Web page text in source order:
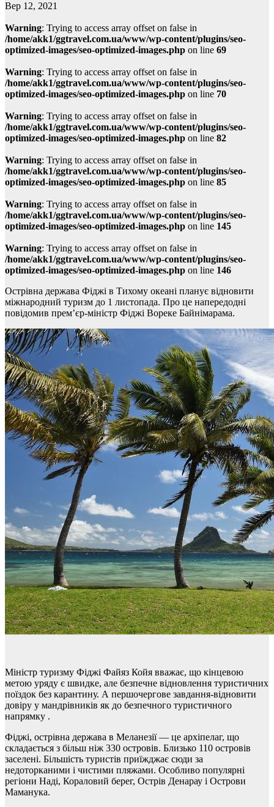
Вер 12, 2021
Warning: Trying to access array offset on false in
/home/akk1/ggtravel.com.ua/www/wp-content/plugins/seo-
optimized-images/seo-optimized-images.php on line 69
Warning: Trying to access array offset on false in
/home/akk1/ggtravel.com.ua/www/wp-content/plugins/seo-
optimized-images/seo-optimized-images.php on line 70
Warning: Trying to access array offset on false in
/home/akk1/ggtravel.com.ua/www/wp-content/plugins/seo-
optimized-images/seo-optimized-images.php on line 82
Warning: Trying to access array offset on false in
/home/akk1/ggtravel.com.ua/www/wp-content/plugins/seo-
optimized-images/seo-optimized-images.php on line 85
Warning: Trying to access array offset on false in
/home/akk1/ggtravel.com.ua/www/wp-content/plugins/seo-
optimized-images/seo-optimized-images.php on line 145
Warning: Trying to access array offset on false in
/home/akk1/ggtravel.com.ua/www/wp-content/plugins/seo-
optimized-images/seo-optimized-images.php on line 146
Острівна держава Фіджі в Тихому океані планує відновити
міжнародний туризм до 1 листопада. Про це напередодні
повідомив прем’єр-міністр Фіджі Вореке Байнімарама.
Міністр туризму Фіджі Файяз Койя вважає, що кінцевою
метою уряду є швидке, але безпечне відновлення туристичних
поїздок без карантину. А першочергове завдання-відновити
довіру у мандрівників як до безпечного туристичного
напрямку .
Фіджі, острівна держава в Меланезії — це архіпелаг, що
складається з більш ніж 330 островів. Близько 110 островів
заселені. Більшість туристів приїжджає сюди за
недоторканими і чистими пляжами. Особливо популярні
регіони Наді, Кораловий берег, Острів Денарау і Острови
Маманука.